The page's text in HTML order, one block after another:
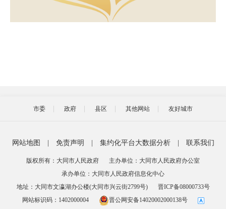
市委 政府 县区 其他网站 友好城市
网站地图 免责声明 集约化平台大数据分析 联系我们
版权所有：大同市人民政府
主办单位：大同市人民政府办公室
承办单位：大同市人民政府信息化中心
地址：大同市文瀛湖办公楼(大同市兴云街2799号)
晋ICP备08000733号
网站标识码：1402000004
晋公网安备14020002000138号